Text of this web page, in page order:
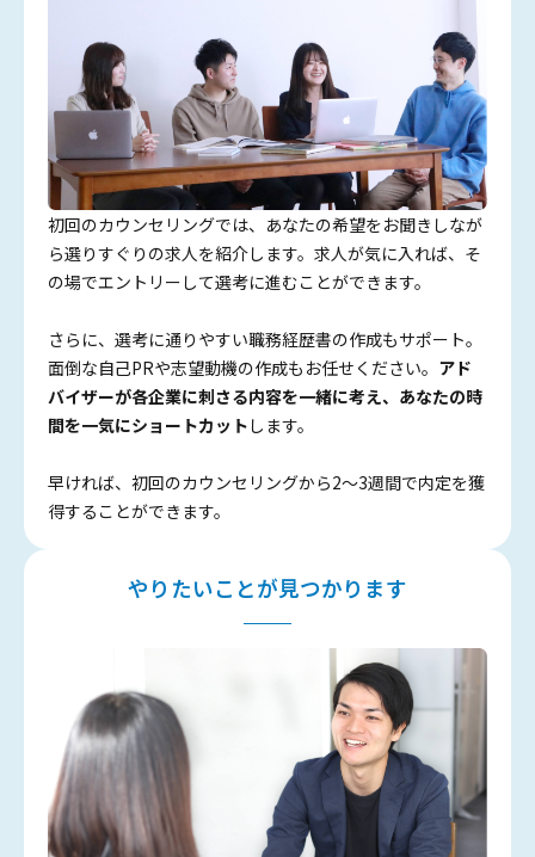
初回のカウンセリングでは、あなたの希望をお聞きしなが
ら選りすぐりの求人を紹介します。求人が気に入れば、そ
の場でエントリーして選考に進むことができます。
さらに、選考に通りやすい職務経歴書の作成もサポート。
面倒な自己PRや志望動機の作成もお任せください。 アド
バイザーが各企業に刺さる内容を一緒に考え、あなたの時
間を一気にショートカット します。
早ければ、初回のカウンセリングから2〜3週間で内定を獲
得することができます。
やりたいことが見つかります